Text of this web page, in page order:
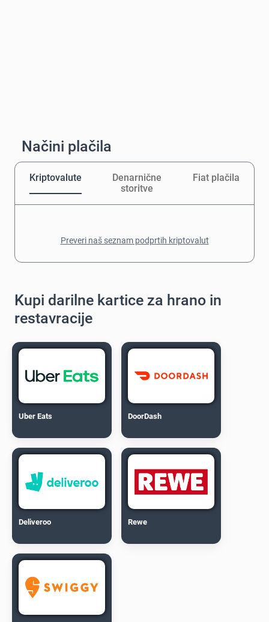
Načini plačila
Kriptovalute
Denarnične
storitve
Fiat plačila
Preveri naš seznam podprtih kriptovalut
Kupi darilne kartice za hrano in
restavracije
Uber Eats DoorDash
Deliveroo Rewe